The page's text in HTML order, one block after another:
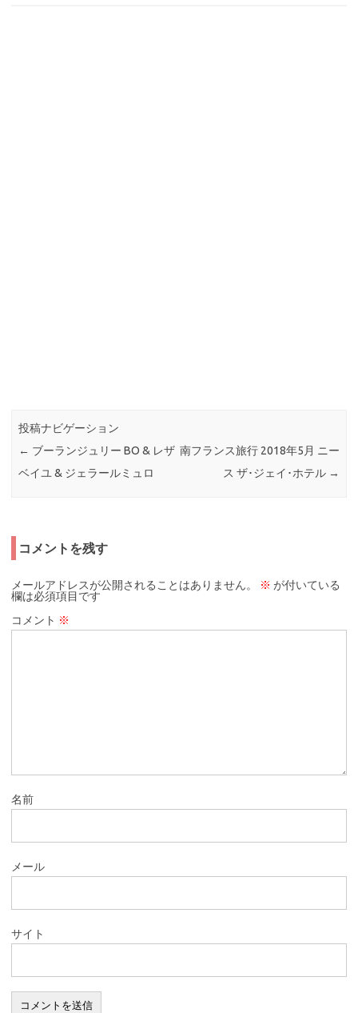
投稿ナビゲーション
← ブーランジュリー BO & レザ
ベイユ & ジェラールミュロ
南フランス旅行 2018年5月 ニー
ス ザ･ジェイ･ホテル →
コメントを残す
メールアドレスが公開されることはありません。 ※ が付いている
欄は必須項目です
コメント ※
名前
メール
サイト